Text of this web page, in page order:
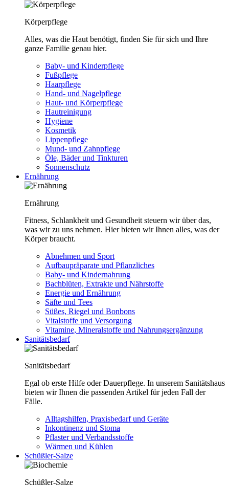
Körperpflege
Alles, was die Haut benötigt, finden Sie für sich und Ihre
ganze Familie genau hier.
Baby- und Kinderpflege
Fußpflege
Haarpflege
Hand- und Nagelpflege
Haut- und Körperpflege
Hautreinigung
Hygiene
Kosmetik
Lippenpflege
Mund- und Zahnpflege
Öle, Bäder und Tinkturen
Sonnenschutz
Ernährung
Ernährung
Fitness, Schlankheit und Gesundheit steuern wir über das,
was wir zu uns nehmen. Hier bieten wir Ihnen alles, was der
Körper braucht.
Abnehmen und Sport
Aufbaupräparate und Pflanzliches
Baby- und Kindernahrung
Bachblüten, Extrakte und Nährstoffe
Energie und Ernährung
Säfte und Tees
Süßes, Riegel und Bonbons
Vitalstoffe und Versorgung
Vitamine, Mineralstoffe und Nahrungsergänzung
Sanitätsbedarf
Sanitätsbedarf
Egal ob erste Hilfe oder Dauerpflege. In unserem Sanitätshaus
bieten wir Ihnen die passenden Artikel für jeden Fall der
Fälle.
Alltagshilfen, Praxisbedarf und Geräte
Inkontinenz und Stoma
Pflaster und Verbandsstoffe
Wärmen und Kühlen
Schüßler-Salze
Schüßler-Salze